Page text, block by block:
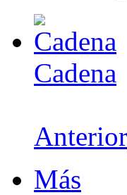
Cadena
Anterior
Más